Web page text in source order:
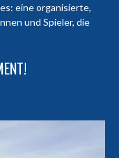
eine organisierte,
und Spieler, die